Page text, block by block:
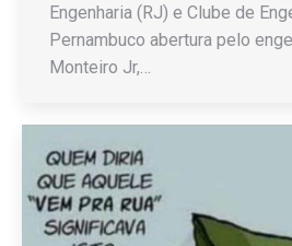
Engenharia (RJ) e Clube de
Pernambuco abertura pelo
Monteiro Jr,…